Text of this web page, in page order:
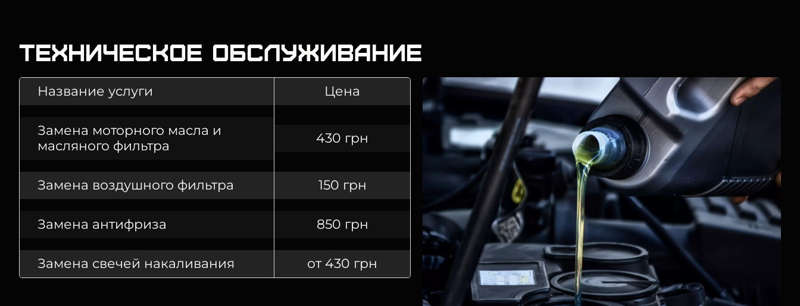
Техническое обслуживание
Название услуги Цена
Замена моторного масла и
масляного фильтра
430 грн
Замена воздушного фильтра 150 грн
Замена антифриза 850 грн
Замена свечей накаливания от 430 грн